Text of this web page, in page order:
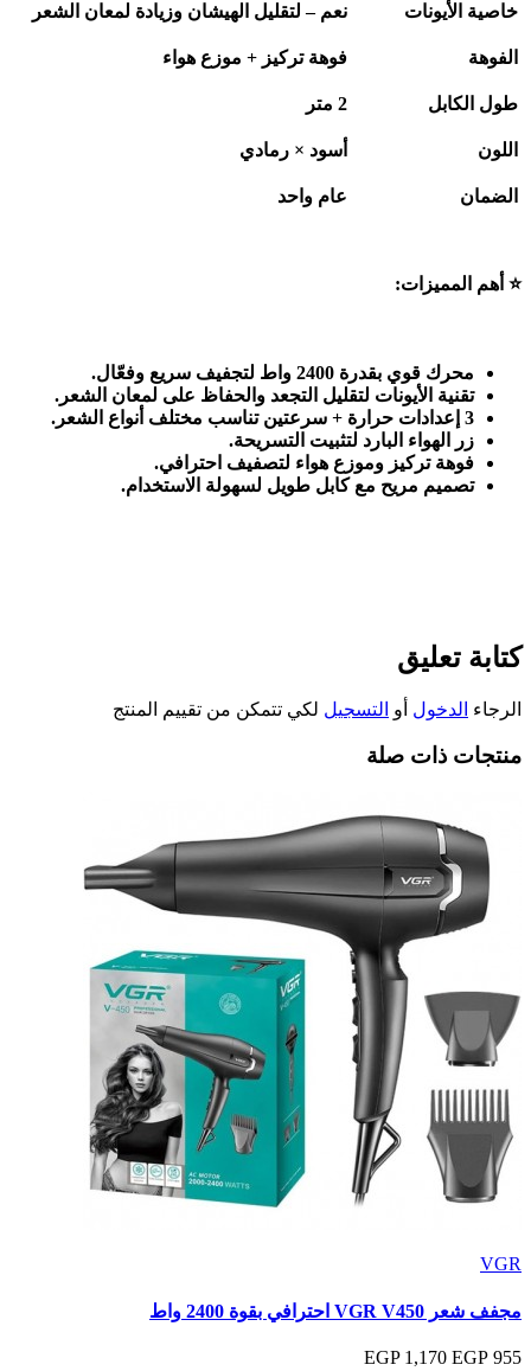
خاصية الأيونات نعم – لتقليل الهيشان وزيادة لمعان الشعر
الفوهة فوهة تركيز + موزع هواء
طول الكابل 2 متر
اللون أسود × رمادي
الضمان عام واحد
⭐ أهم المميزات:
محرك قوي بقدرة 2400 واط لتجفيف سريع وفعّال
.
تقنية الأيونات لتقليل التجعد والحفاظ على لمعان الشعر .
3 إعدادات حرارة + سرعتين تناسب مختلف أنواع الشعر .
زر الهواء البارد لتثبيت التسريحة.
فوهة تركيز وموزع هواء لتصفيف احترافي.
تصميم مريح مع كابل طويل لسهولة الاستخدام.
كتابة تعليق
الرجاء الدخول أو التسجيل لكي تتمكن من تقييم المنتج
منتجات ذات صلة
VGR
مجفف شعر VGR V450 احترافي بقوة 2400 واط
955 EGP
1,170 EGP